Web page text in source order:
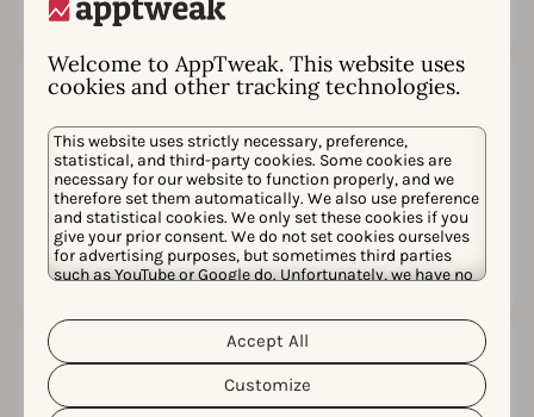
Welcome to AppTweak. This website uses
cookies and other tracking technologies.
This website uses strictly necessary, preference,
statistical, and third-party cookies. Some cookies are
necessary for our website to function properly, and we
therefore set them automatically. We also use preference
and statistical cookies. We only set these cookies if you
give your prior consent. We do not set cookies ourselves
for advertising purposes, but sometimes third parties
such as YouTube or Google do. Unfortunately, we have no
personal data and the different cookies we use, please
read our
Cookie Policy&Privacy Policy
customize your cookie settings and preferences by
clicking the “Customize” button.
Customize
Accept All
4.7
G2의 180개 이상 리뷰 기준평균
평점